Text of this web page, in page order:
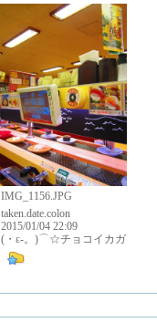
IMG_1156.JPG
taken.date.colon
2015/01/04 22:09
(・ε-。)⌒☆チョコイカガ